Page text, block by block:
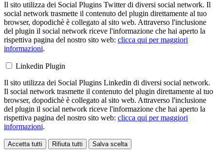
Il sito utilizza dei Social Plugins Twitter di diversi social network. Il
social network trasmette il contenuto del plugin direttamente al tuo
browser, dopodichè è collegato al sito web. Attraverso l'inclusione
del plugin il social network riceve l'informazione che hai aperto la
rispettiva pagina del nostro sito web: clicca qui per maggiori
informazioni.
Linkedin Plugin
Il sito utilizza dei Social Plugins Linkedin di diversi social network.
Il social network trasmette il contenuto del plugin direttamente al tuo
browser, dopodichè è collegato al sito web. Attraverso l'inclusione
del plugin il social network riceve l'informazione che hai aperto la
rispettiva pagina del nostro sito web: clicca qui per maggiori
informazioni.
Accetta tutti Rifiuta tutti Salva scelta